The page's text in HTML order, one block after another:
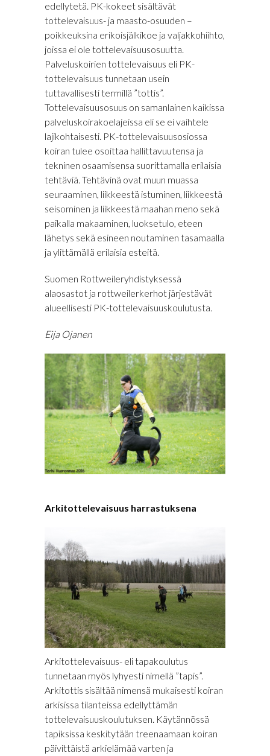
edellytetä. PK-kokeet sisältävät
tottelevaisuus- ja maasto-osuuden –
poikkeuksina erikoisjälkikoe ja valjakkohiihto,
joissa ei ole tottelevaisuusosuutta.
Palveluskoirien tottelevaisuus eli PK-
tottelevaisuus tunnetaan usein
tuttavallisesti termillä ”tottis”.
Tottelevaisuusosuus on samanlainen kaikissa
palveluskoirakoelajeissa eli se ei vaihtele
lajikohtaisesti. PK-tottelevaisuusosiossa
koiran tulee osoittaa hallittavuutensa ja
tekninen osaamisensa suorittamalla erilaisia
tehtäviä. Tehtävinä ovat muun muassa
seuraaminen, liikkeestä istuminen, liikkeestä
seisominen ja liikkeestä maahan meno sekä
paikalla makaaminen, luoksetulo, eteen
lähetys sekä esineen noutaminen tasamaalla
ja ylittämällä erilaisia esteitä.
Suomen Rottweileryhdistyksessä
alaosastot ja rottweilerkerhot järjestävät
alueellisesti PK-tottelevaisuuskoulutusta.
Eija Ojanen
Arkitottelevaisuus harrastuksena
Arkitottelevaisuus- eli tapakoulutus
tunnetaan myös lyhyesti nimellä ”tapis”.
Arkitottis sisältää nimensä mukaisesti koiran
arkisissa tilanteissa edellyttämän
tottelevaisuuskoulutuksen. Käytännössä
tapiksissa keskitytään treenaamaan koiran
päivittäistä arkielämää varten ja